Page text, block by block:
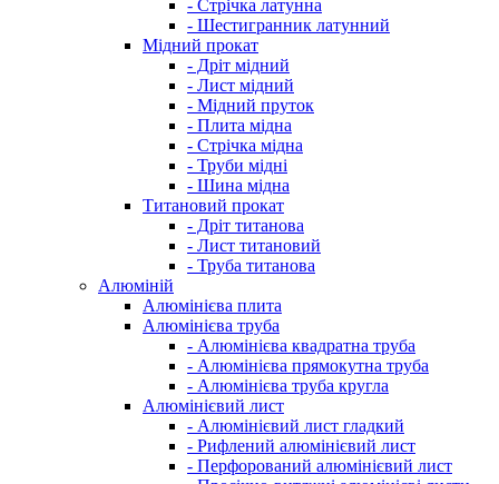
- Стрічка латунна
- Шестигранник латунний
Мідний прокат
- Дріт мідний
- Лист мідний
- Мідний пруток
- Плита мідна
- Стрічка мідна
- Труби мідні
- Шина мідна
Титановий прокат
- Дріт титанова
- Лист титановий
- Труба титанова
Алюміній
Алюмінієва плита
Алюмінієва труба
- Алюмінієва квадратна труба
- Алюмінієва прямокутна труба
- Алюмінієва труба кругла
Алюмінієвий лист
- Алюмінієвий лист гладкий
- Рифлений алюмінієвий лист
- Перфорований алюмінієвий лист